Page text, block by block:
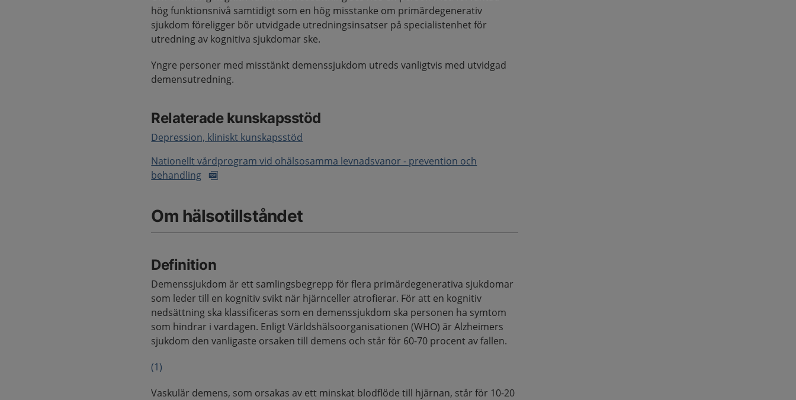
hög funktionsnivå samtidigt som en hög misstanke om primärdegenerativ
sjukdom föreligger bör utvidgade utredningsinsatser på specialistenhet för
utredning av kognitiva sjukdomar ske.
Yngre personer med misstänkt demenssjukdom utreds vanligtvis med utvidgad
demensutredning.
Relaterade kunskapsstöd
Depression, kliniskt kunskapsstöd
Nationellt vårdprogram vid ohälsosamma levnadsvanor - prevention och
behandling
Om hälsotillståndet
Definition
Demenssjukdom är ett samlingsbegrepp för flera primärdegenerativa sjukdomar
som leder till en kognitiv svikt när hjärnceller atrofierar. För att en kognitiv
nedsättning ska klassificeras som en demenssjukdom ska personen ha symtom
som hindrar i vardagen. Enligt Världshälsoorganisationen (WHO) är Alzheimers
sjukdom den vanligaste orsaken till demens och står för 60-70 procent av fallen.
(1)
Vaskulär demens, som orsakas av ett minskat blodflöde till hjärnan, står för 10-20